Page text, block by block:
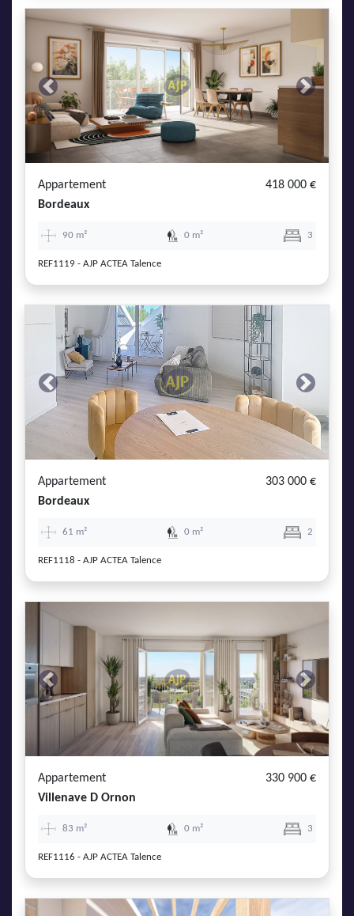
Previous Next
Appartement
418 000 €
Bordeaux
90 m² 0 m² 3
REF1119 - AJP ACTEA Talence
Previous Next
Appartement
303 000 €
Bordeaux
61 m² 0 m² 2
REF1118 - AJP ACTEA Talence
Previous Next
Appartement
330 900 €
Villenave D Ornon
83 m² 0 m² 3
REF1116 - AJP ACTEA Talence